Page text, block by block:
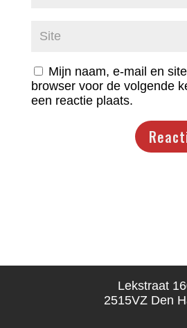
Mijn naam, e-mail en
browser voor de volgende
een reactie plaats.
Lekstraat
2515VZ Den